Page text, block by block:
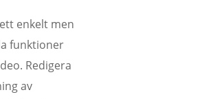
enkelt men
funktioner
Redigera
av